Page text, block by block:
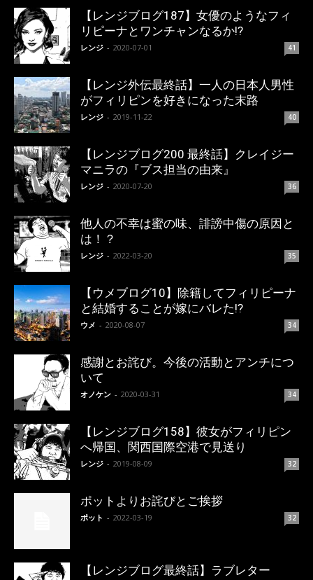
【レンジブログ187】女優のようなフィ
リピーナとワンチャンなるか!?
レンジ - 2020-07-01 41
【レンジ外伝最終話】一人の日本人男性
がフィリピンを好きになった末路
レンジ - 2019-11-22 40
【レンジブログ200 最終話】クレイジー
マニラの『ブス担当の由来』
レンジ - 2020-07-20 36
他人の不幸は蜜の味、誹謗中傷の原因と
は！？
レンジ - 2022-03-20 35
【ウメブログ10】除籍してフィリピーナ
と結婚することが嫁にバレた!?
ウメ - 2020-08-07 34
感謝とお詫び。今後の活動とアンチにつ
いて
オノケン - 2020-03-31 34
【レンジブログ158】彼女がフィリピン
へ帰国、関西国際空港で見送り
レンジ - 2019-08-09 32
ポットよりお詫びとご挨拶
ポット - 2022-03-19 32
【レンジブログ最終話】ラブレター